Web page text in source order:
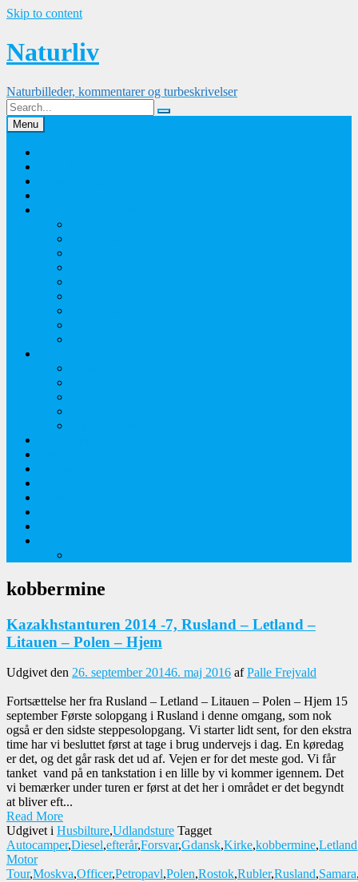
Skip to content
Naturliv
Naturbilleder, kommentarer og turbeskrivelser
Menu
kobbermine
Kazakhstanturen 2014 -7, Rusland – Letland –
Litauen – Polen – Hjem
Udgivet den 26. september 20146. maj 2016 afPalle Frejvald
Fortsættelse her fra Rusland – Letland – Litauen – Polen – Hjem 15
september Første solopgang i Rusland i denne omgang, som nok
også er den sidste steppesolopgang. Vi starter lidt sent, for den ekstra
time har vi besluttet først at tage i brug undervejs i dag. En køredag
er det, og det går rask det ud af. Vejen er for det meste god. Vi får
tanket vand på en tankstation i en lille by vi kommer igennem. Det
vi bemærker under turen er først at det her i området er det begyndt
at bliver eft...
Read More
Udgivet i Husbilture,Udlandsture Tagget
Autocamper,Diesel,efterår,Forsvar,Gdansk,Kirke,kobbermine,Letland
Motor
Tour,Moskva,Officer,Petropavl,Polen,Rostok,Rubler,Rusland,Samara